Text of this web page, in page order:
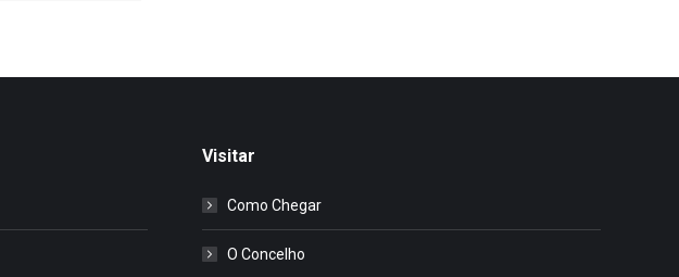
Visitar
Como Chegar
O Concelho